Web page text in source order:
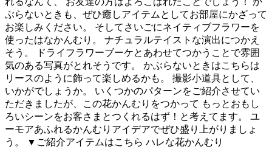
ぶらないときも、ぜひ癒しアイテムとしてお部屋にかざって
お楽しみください。 そしてさいごにネイティブフラワーを
使ったはなかんむり。 ナチュラルテイストな演出につかえ
そう。 ドライフラワーブーケとあわせてつかうことで雰囲
気のある写真がとれそうです。 かぶらないときはこちらは
リースのように飾って楽しめるかも。 撮影小道具として、
いかがでしょうか。 いくつかのパターンをご紹介させてい
ただきましたが、この花かんむりをつかって もっとおもし
ろいシーンをお客さまとつくれるはず！と考えてます。 ユ
ーモアあふれるかんむりアイデアでぜひ盛り上がりましょ
う。 ▼ご紹介アイテムはこちら ハレな花かんむり